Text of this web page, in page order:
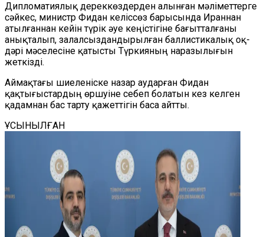
Дипломатиялық дереккөздерден алынған мәліметтерге
сәйкес, министр Фидан келіссөз барысында Ираннан
атылғаннан кейін түрік әуе кеңістігіне бағытталғаны
анықталып, залалсыздандырылған баллистикалық оқ-
дәрі мәселесіне қатысты Түркияның наразылығын
жеткізді.
Аймақтағы шиеленіске назар аударған Фидан
қақтығыстардың өршуіне себеп болатын кез келген
қадамнан бас тарту қажеттігін баса айтты.
ҰСЫНЫЛҒАН